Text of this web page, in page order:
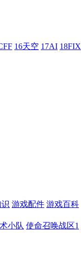
16天空 17AI 18FIX
游戏配件 游戏百科
小队 使命召唤战区1